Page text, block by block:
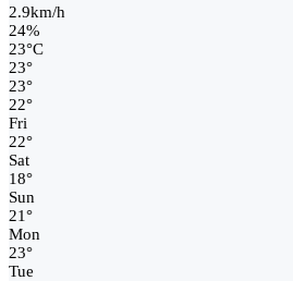
2.9km/h
24%
23°C
23°
23°
22°
Fri
22°
Sat
18°
Sun
21°
Mon
23°
Tue